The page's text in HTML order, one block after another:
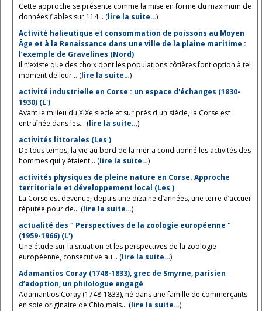
Cette approche se présente comme la mise en forme du maximum de
données fiables sur 114... (lire la suite…)
Activité halieutique et consommation de poissons au Moyen
Âge et à la Renaissance dans une ville de la plaine maritime :
l’exemple de Gravelines (Nord)
Il n’existe que des choix dont les populations côtières font option à tel
moment de leur... (lire la suite…)
activité industrielle en Corse : un espace d'échanges (1830-
1930) (L')
Avant le milieu du XIXe siècle et sur près d'un siècle, la Corse est
entraînée dans les... (lire la suite…)
activités littorales (Les )
De tous temps, la vie au bord de la mer a conditionné les activités des
hommes qui y étaient... (lire la suite…)
activités physiques de pleine nature en Corse. Approche
territoriale et développement local (Les )
La Corse est devenue, depuis une dizaine d’années, une terre d’accueil
réputée pour de... (lire la suite…)
actualité des " Perspectives de la zoologie européenne "
(1959-1966) (L')
Une étude sur la situation et les perspectives de la zoologie
européenne, consécutive au... (lire la suite…)
Adamantios Coray (1748-1833), grec de Smyrne, parisien
d’adoption, un philologue engagé
Adamantios Coray (1748-1833), né dans une famille de commerçants
en soie originaire de Chio mais... (lire la suite…)